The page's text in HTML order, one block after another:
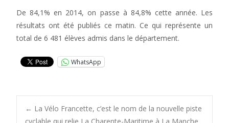
De 84,1% en 2014, on passe à 84,8% cette année. Les
résultats ont été publiés ce matin. Ce qui représente un
total de 6 481 élèves admis dans le département.
WhatsApp
Post
← La Vélo Francette, c’est le nom de la nouvelle piste